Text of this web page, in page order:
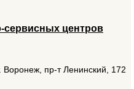
сервисных центров
Воронеж, пр-т Ленинский, 172